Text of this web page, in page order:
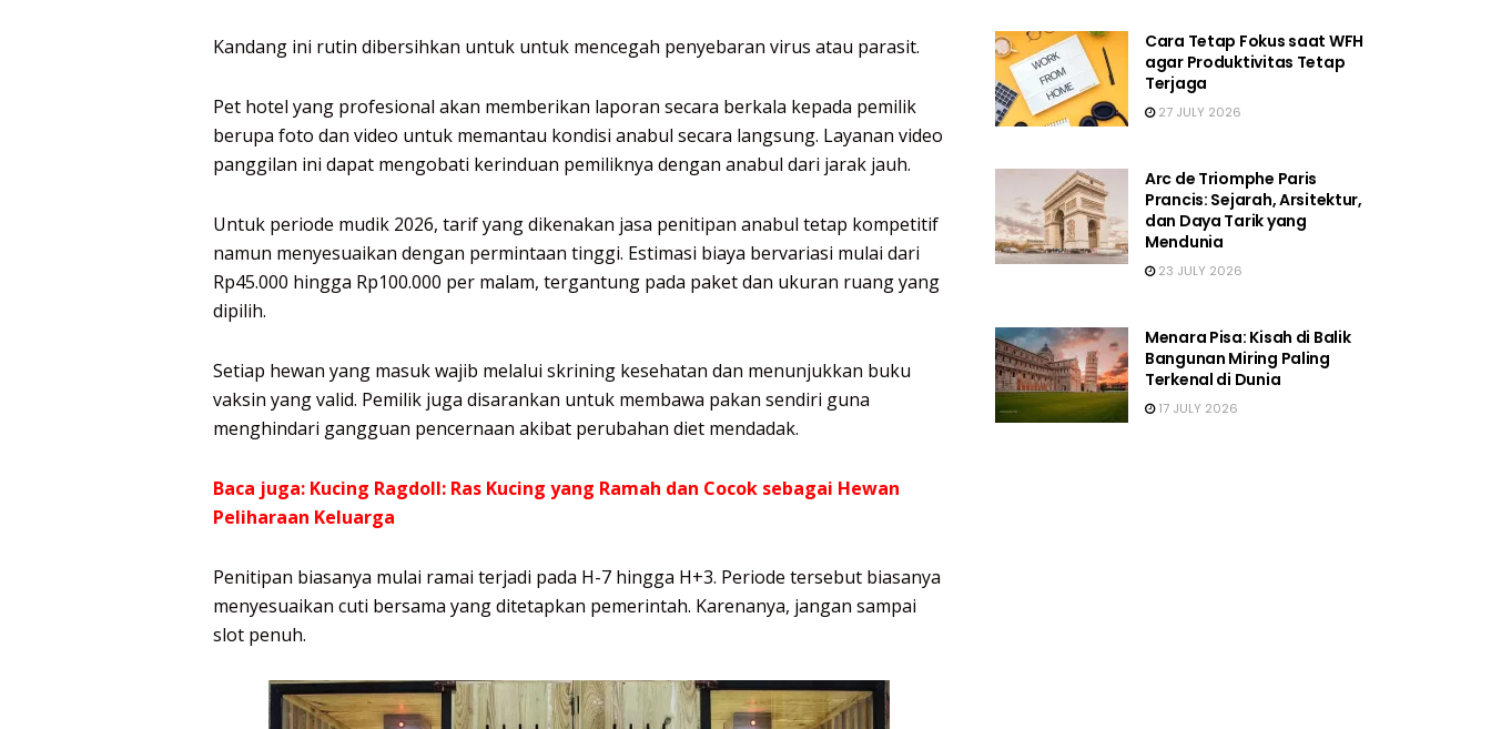
Kandang ini rutin dibersihkan untuk untuk mencegah penyebaran virus atau parasit.
Pet hotel yang profesional akan memberikan laporan secara berkala kepada pemilik
berupa foto dan video untuk memantau kondisi anabul secara langsung. Layanan video
panggilan ini dapat mengobati kerinduan pemiliknya dengan anabul dari jarak jauh.
Untuk periode mudik 2026, tarif yang dikenakan jasa penitipan anabul tetap kompetitif
namun menyesuaikan dengan permintaan tinggi. Estimasi biaya bervariasi mulai dari
Rp45.000 hingga Rp100.000 per malam, tergantung pada paket dan ukuran ruang yang
dipilih.
Setiap hewan yang masuk wajib melalui skrining kesehatan dan menunjukkan buku
vaksin yang valid. Pemilik juga disarankan untuk membawa pakan sendiri guna
menghindari gangguan pencernaan akibat perubahan diet mendadak.
Baca juga: Kucing Ragdoll: Ras Kucing yang Ramah dan Cocok sebagai Hewan
Peliharaan Keluarga
Penitipan biasanya mulai ramai terjadi pada H-7 hingga H+3. Periode tersebut biasanya
menyesuaikan cuti bersama yang ditetapkan pemerintah. Karenanya, jangan sampai
slot penuh.
Cara Tetap Fokus saat WFH
agar Produktivitas Tetap
Terjaga
27 JULY 2026
Arc de Triomphe Paris
Prancis: Sejarah, Arsitektur,
dan Daya Tarik yang
Mendunia
23 JULY 2026
Menara Pisa: Kisah di Balik
Bangunan Miring Paling
Terkenal di Dunia
17 JULY 2026